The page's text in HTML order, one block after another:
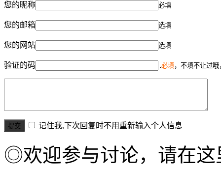
您的昵称 必填
您的邮箱 选填
您的网站 选填
验证的码 必填，不填不让过
记住我,下次回复时不用重新输入个人信息
◎欢迎参与讨论，请在这